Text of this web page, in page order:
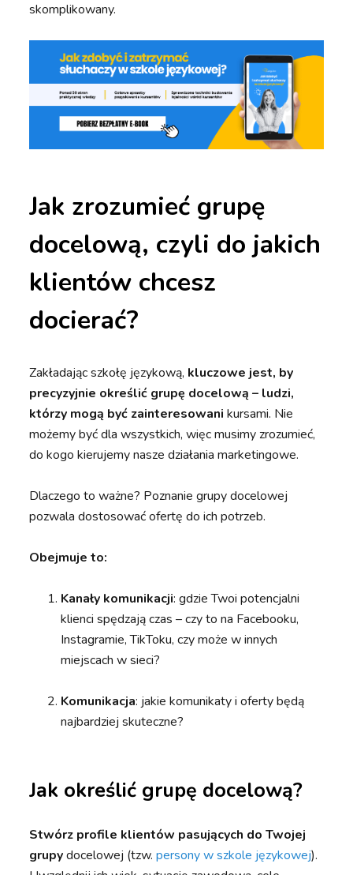
skomplikowany.
Jak zrozumieć grupę
docelową, czyli do jakich
klientów chcesz
docierać?
Zakładając szkołę językową, kluczowe jest, by
precyzyjnie określić grupę docelową – ludzi,
którzy mogą być zainteresowani kursami. Nie
możemy być dla wszystkich, więc musimy zrozumieć,
do kogo kierujemy nasze działania marketingowe.
Dlaczego to ważne? Poznanie grupy docelowej
pozwala dostosować ofertę do ich potrzeb.
Obejmuje to:
Kanały komunikacji: gdzie Twoi potencjalni
klienci spędzają czas – czy to na Facebooku,
Instagramie, TikToku, czy może w innych
miejscach w sieci?
Komunikacja: jakie komunikaty i oferty będą
najbardziej skuteczne?
Jak określić grupę docelową?
Stwórz profile klientów pasujących do Twojej
grupydocelowej (tzw.persony w szkole językowej).